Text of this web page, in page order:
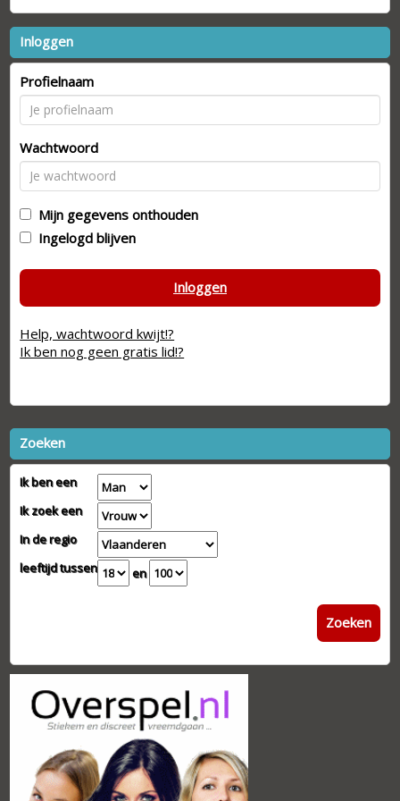
Inloggen
Profielnaam
Wachtwoord
Mijn gegevens onthouden
Ingelogd blijven
Inloggen
Help, wachtwoord kwijt!?
Ik ben nog geen gratis lid!?
Zoeken
Ik ben een
Ik zoek een
In de regio
leeftijd tussen
en
Zoeken